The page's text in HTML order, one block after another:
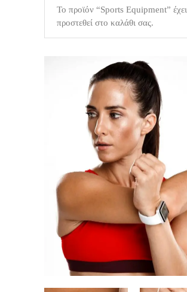
Το προϊόν “Sports Equipment” έχει
προστεθεί στο καλάθι σας.